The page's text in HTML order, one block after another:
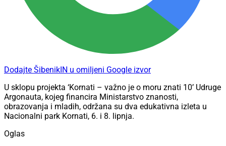
Dodajte ŠibenikIN u omiljeni Google izvor
U sklopu projekta ‘Kornati – važno je o moru znati 10’ Udruge
Argonauta, kojeg financira Ministarstvo znanosti,
obrazovanja i mladih, održana su dva edukativna izleta u
Nacionalni park Kornati, 6. i 8. lipnja.
Oglas